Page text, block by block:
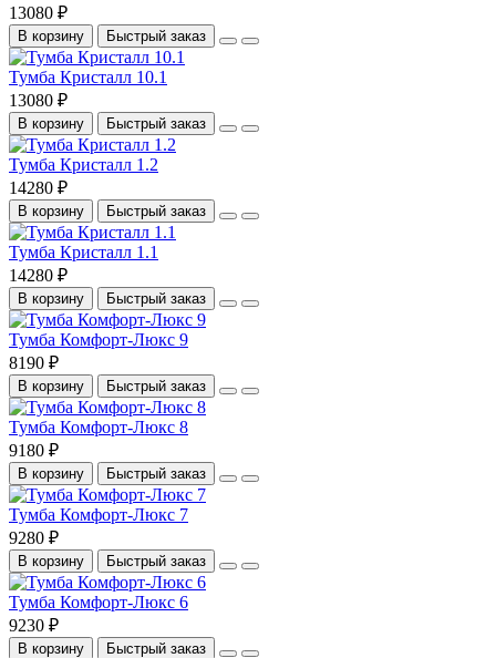
13080 ₽
В корзину Быстрый заказ
Тумба Кристалл 10.1
13080 ₽
В корзину Быстрый заказ
Тумба Кристалл 1.2
14280 ₽
В корзину Быстрый заказ
Тумба Кристалл 1.1
14280 ₽
В корзину Быстрый заказ
Тумба Комфорт-Люкс 9
8190 ₽
В корзину Быстрый заказ
Тумба Комфорт-Люкс 8
9180 ₽
В корзину Быстрый заказ
Тумба Комфорт-Люкс 7
9280 ₽
В корзину Быстрый заказ
Тумба Комфорт-Люкс 6
9230 ₽
В корзину Быстрый заказ